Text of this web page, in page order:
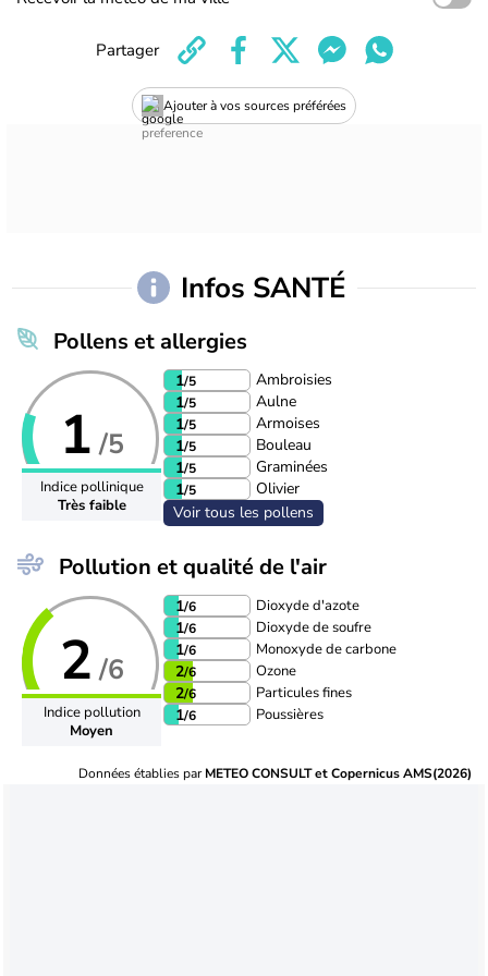
Ajouter à vos sources préférées
Partager
Infos SANTÉ
Pollens et allergies
1 /5
Indice pollinique
Très faible
1/5
Ambroisies
1/5
Aulne
1/5
Armoises
1/5
Bouleau
1/5
Graminées
1/5
Olivier
Voir tous les pollens
Pollution et qualité de l'air
2 /6
Indice pollution
Moyen
1/6 Dioxyde d'azote
1/6 Dioxyde de soufre
1/6 Monoxyde de carbone
2/6 Ozone
2/6 Particules fines
1/6 Poussières
Données établies parMETEO CONSULT et Copernicus AMS(2026)